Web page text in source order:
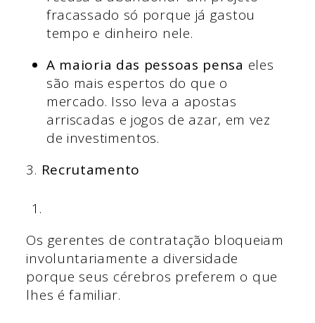
fracassado só porque já gastou
tempo e dinheiro nele.
A maioria das pessoas pensa eles
são mais espertos do que o
mercado. Isso leva a apostas
arriscadas e jogos de azar, em vez
de investimentos.
3. Recrutamento
Os gerentes de contratação bloqueiam
involuntariamente a diversidade
porque seus cérebros preferem o que
lhes é familiar.